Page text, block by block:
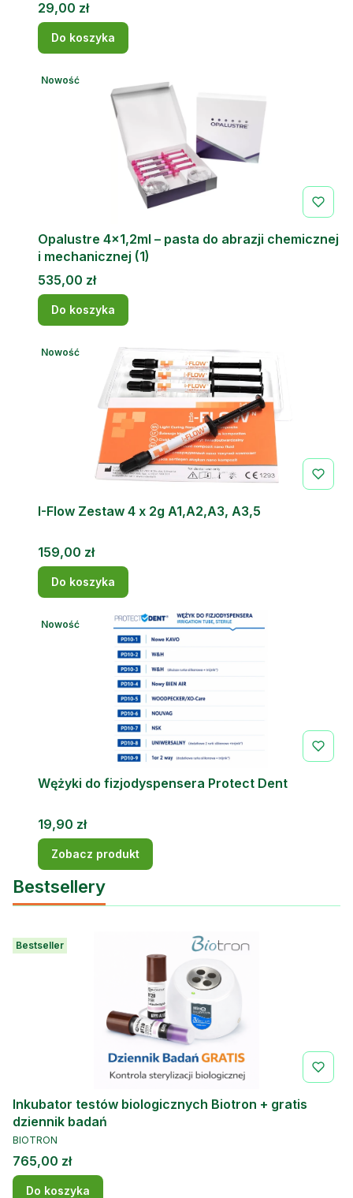
Cena
29,00 zł
Do koszyka
Nowość
Opalustre 4x1,2ml – pasta do abrazji chemicznej
i mechanicznej (1)
Cena
535,00 zł
Do koszyka
Nowość
I-Flow Zestaw 4 x 2g A1,A2,A3, A3,5
Cena
159,00 zł
Do koszyka
Nowość
Wężyki do fizjodyspensera Protect Dent
Cena
19,90 zł
Zobacz produkt
Bestsellery
Bestseller
Inkubator testów biologicznych Biotron + gratis
dziennik badań
PRODUCENT
BIOTRON
Cena
765,00 zł
Do koszyka